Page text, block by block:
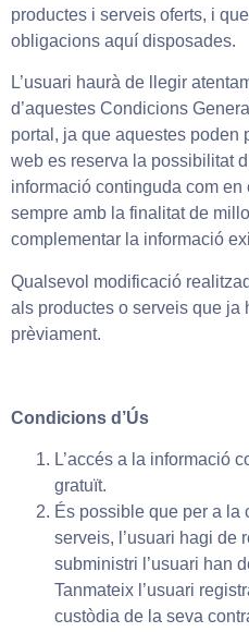
productes i serveis oferts, i
obligacions aquí disposades.
L’usuari haurà de llegir
d’aquestes Condicions
portal, ja que aquestes poden
web es reserva la possibilitat
informació continguda com
sempre amb la finalitat de
complementar la informació
Qualsevol modificació
als productes o serveis que ja
prèviament.
Condicions d’Ús
L’accés a la informació
gratuït.
És possible que per a la
serveis, l’usuari hagi de
subministri l’usuari han
Tanmateix l’usuari
custòdia de la seva